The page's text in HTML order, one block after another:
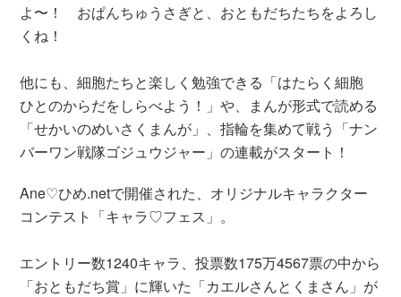
よ〜！ おぱんちゅうさぎと、おともだちたちをよろし
くね！
他にも、細胞たちと楽しく勉強できる「はたらく細胞
ひとのからだをしらべよう！」や、まんが形式で読める
「せかいのめいさくまんが」、指輪を集めて戦う「ナン
バーワン戦隊ゴジュウジャー」の連載がスタート！
Ane♡ひめ.netで開催された、オリジナルキャラクター
コンテスト「キャラ♡フェス」。
エントリー数1240キャラ、投票数175万4567票の中から
「おともだち賞」に輝いた「カエルさんとくまさん」が